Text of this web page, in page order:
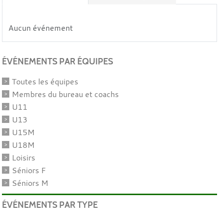
Aucun événement
ÉVÉNEMENTS PAR ÉQUIPES
Toutes les équipes
Membres du bureau et coachs
U11
U13
U15M
U18M
Loisirs
Séniors F
Séniors M
ÉVÉNEMENTS PAR TYPE